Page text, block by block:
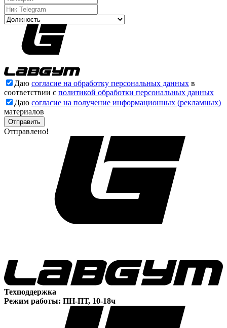
Даю согласие на обработку персональных данных в
соответствии с политикой обработки персональных данных
Даю согласие на получение информационных (рекламных)
материалов
Отправлено!
Техподдержка
Режим работы: ПН-ПТ, 10-18ч